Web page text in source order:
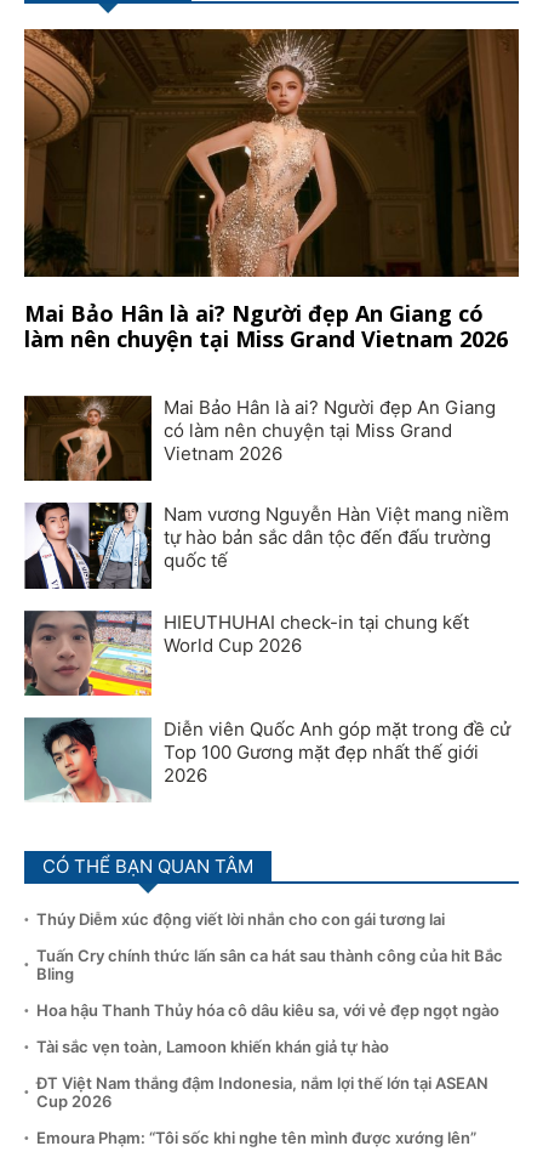
Mai Bảo Hân là ai? Người đẹp An Giang có
làm nên chuyện tại Miss Grand Vietnam 2026
Mai Bảo Hân là ai? Người đẹp An Giang
có làm nên chuyện tại Miss Grand
Vietnam 2026
Nam vương Nguyễn Hàn Việt mang niềm
tự hào bản sắc dân tộc đến đấu trường
quốc tế
HIEUTHUHAI check-in tại chung kết
World Cup 2026
Diễn viên Quốc Anh góp mặt trong đề cử
Top 100 Gương mặt đẹp nhất thế giới
2026
CÓ THỂ BẠN QUAN TÂM
Thúy Diễm xúc động viết lời nhắn cho con gái tương lai
Tuấn Cry chính thức lấn sân ca hát sau thành công của hit Bắc
Bling
Hoa hậu Thanh Thủy hóa cô dâu kiêu sa, với vẻ đẹp ngọt ngào
Tài sắc vẹn toàn, Lamoon khiến khán giả tự hào
ĐT Việt Nam thắng đậm Indonesia, nắm lợi thế lớn tại ASEAN
Cup 2026
Emoura Phạm: “Tôi sốc khi nghe tên mình được xướng lên”